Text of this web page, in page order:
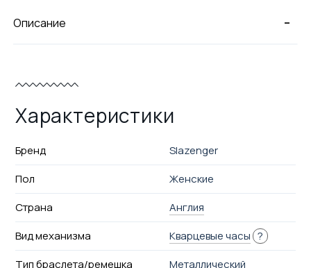
-
Описание
Характеристики
Бренд
Slazenger
Пол
Женские
Страна
Англия
Вид механизма
Кварцевые часы ?
Тип браслета/ремешка
Металлический